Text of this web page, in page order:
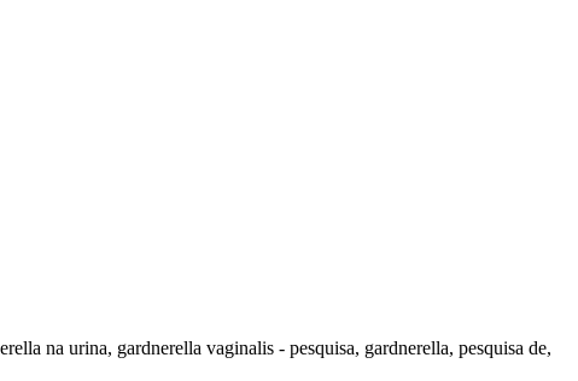
na urina, gardnerella vaginalis - pesquisa, gardnerella, pesquisa de,